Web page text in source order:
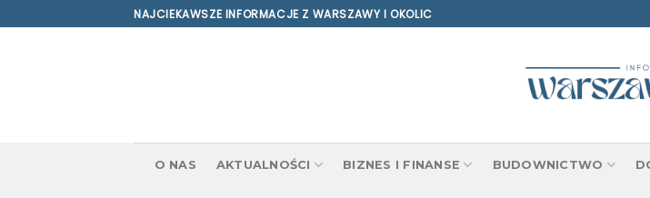
to
NAJCIEKAWSZE INFORMACJE Z WARSZAWY I OKOLIC
O NAS AKTUALNOŚCI BIZNES I FINANSE BUDOWNICTWO